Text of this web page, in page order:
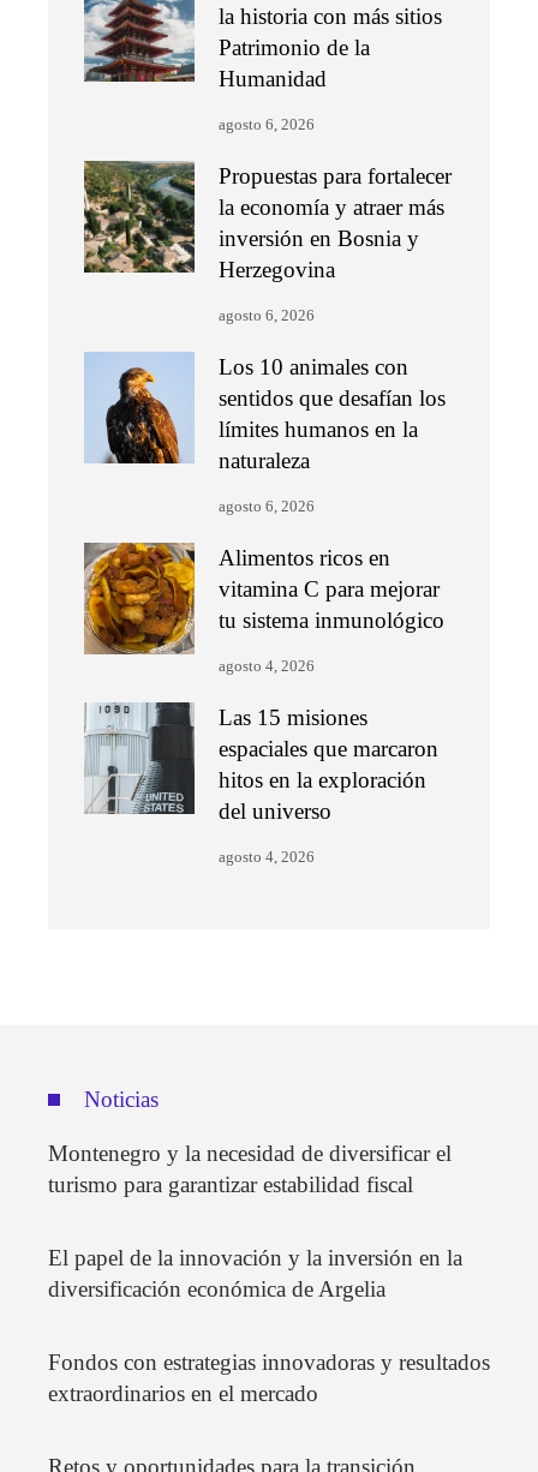
la historia con más sitios
Patrimonio de la
Humanidad
agosto 6, 2026
Propuestas para fortalecer
la economía y atraer más
inversión en Bosnia y
Herzegovina
agosto 6, 2026
Los 10 animales con
sentidos que desafían los
límites humanos en la
naturaleza
agosto 6, 2026
Alimentos ricos en
vitamina C para mejorar
tu sistema inmunológico
agosto 4, 2026
Las 15 misiones
espaciales que marcaron
hitos en la exploración
del universo
agosto 4, 2026
Noticias
Montenegro y la necesidad de diversificar el
turismo para garantizar estabilidad fiscal
El papel de la innovación y la inversión en la
diversificación económica de Argelia
Fondos con estrategias innovadoras y resultados
extraordinarios en el mercado